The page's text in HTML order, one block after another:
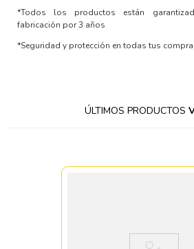
*Todos los productos están
fabricación por 3 años
*Seguridad y protección en todas tus
ÚLTIMOS PRODUCTOS